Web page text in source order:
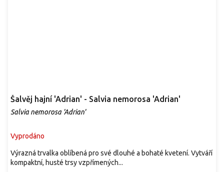
Šalvěj hajní 'Adrian' - Salvia nemorosa 'Adrian'
Salvia nemorosa 'Adrian'
Vyprodáno
Výrazná trvalka oblíbená pro své dlouhé a bohaté kvetení. Vytváří
kompaktní, husté trsy vzpřímených...